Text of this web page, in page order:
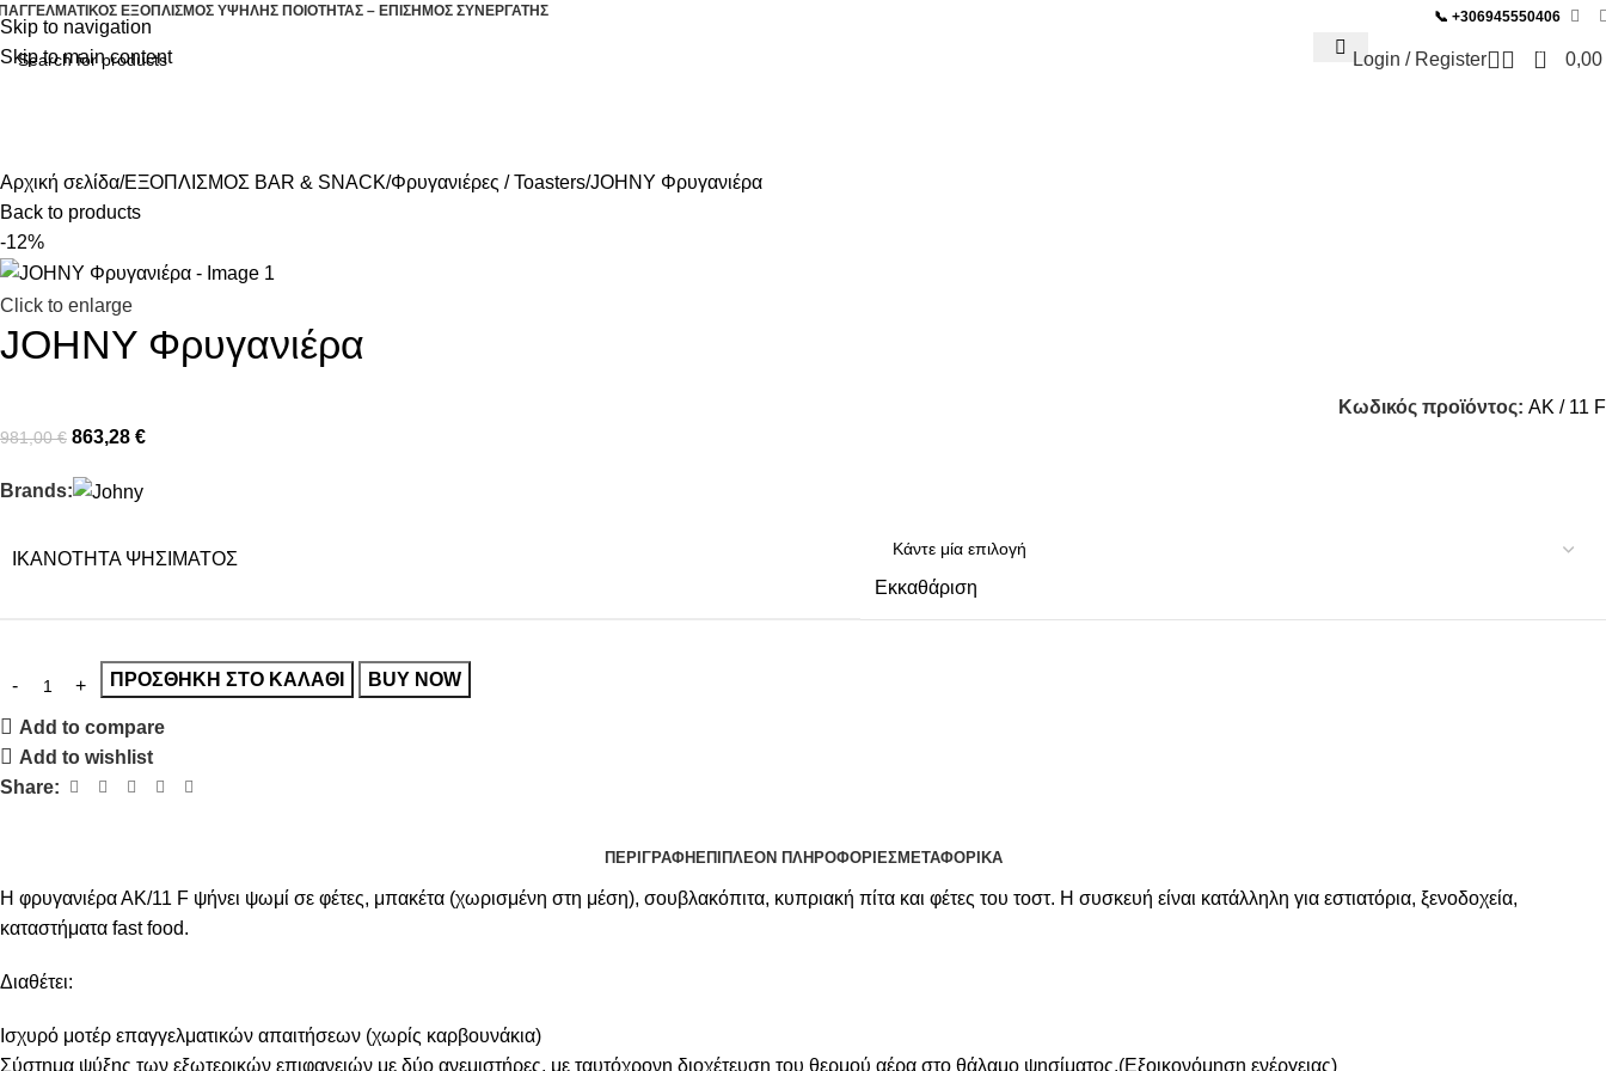
Skip to navigation
Skip to main content
ΕΞΟΠΛΙΣΜΟΣ ΥΨΗΛΗΣ ΠΟΙΟΤΗΤΑΣ – ΕΠΙΣΗΜΟΣ ΣΥΝΕΡΓΑΤΗΣ 📞 +306945550406
Login / Register 0 0,00
Αρχική σελίδα ΕΞΟΠΛΙΣΜΟΣ BAR & SNACK Φρυγανιέρες / Toasters JOHNY Φρυγανιέρα
Back to products
-12%
Click to enlarge
JOHNY Φρυγανιέρα
Κωδικός προϊόντος: AK / 11 F
981,00€ 863,28 €
Brands:
ΙΚΑΝΌΤΗΤΑ ΨΗΣΊΜΑΤΟΣ
Εκκαθάριση
ΠΡΟΣΘΉΚΗ ΣΤΟ ΚΑΛΆΘΙ BUY NOW
Add to compare
Add to wishlist
Share:
ΠΕΡΙΓΡΑΦΉ ΕΠΙΠΛΈΟΝ ΠΛΗΡΟΦΟΡΊΕΣΜΕΤΑΦΟΡΙΚΆ
Η φρυγανιέρα ΑΚ/11 F ψήνει ψωμί σε φέτες, μπακέτα (χωρισμένη στη μέση), σουβλακόπιτα, κυπριακή πίτα και φέτες του τοστ. Η συσκευή είναι κατάλληλη για εστιατόρια, ξενοδοχεία,
καταστήματα fast food.
Διαθέτει:
Ισχυρό μοτέρ επαγγελματικών απαιτήσεων (χωρίς καρβουνάκια)
Σύστημα ψύξης των εξωτερικών επιφανειών με δύο ανεμιστήρες, με ταυτόχρονη διοχέτευση του θερμού αέρα στο θάλαμο ψησίματος.(Εξοικονόμηση ενέργειας)